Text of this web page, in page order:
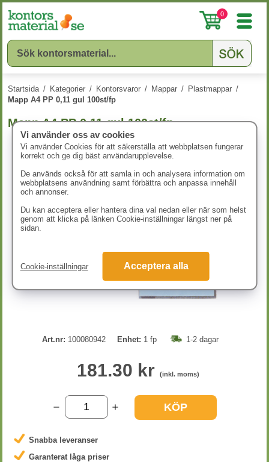
0
Startsida / Kategorier / Kontorsvaror / Mappar / Plastmappar /
Mapp A4 PP 0,11 gul 100st/fp
Mapp A4 PP 0,11 gul 100st/fp
Art.nr: 100080942 Enhet: 1 fp 1-2 dagar
181.30 kr (inkl. moms)
KÖP
Snabba leveranser
Garanterat låga priser
Vi använder oss av cookies
Vi använder Cookies för att säkerställa att webbplatsen fungerar
korrekt och ge dig bäst användarupplevelse.
De används också för att samla in och analysera information om
webbplatsens användning samt förbättra och anpassa innehåll
och annonser.
Du kan acceptera eller hantera dina val nedan eller när som helst
genom att klicka på länken Cookie-inställningar längst ner på
sidan.
Cookie-inställningar Acceptera alla